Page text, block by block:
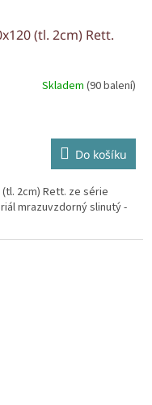
(tl. 2cm) Rett.
Skladem (90 balení)
Do košíku
2cm) Rett. ze série
mrazuvzdorný slinutý -